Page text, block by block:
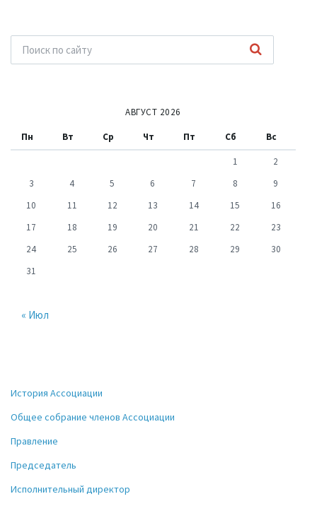
АВГУСТ 2026
Пн Вт Ср Чт Пт Сб Вс
1
2
3
4 5 6 7 8
9
10
11 12 13 14 15
16
17
18 19 20 21 22
23
24
25 26 27 28 29
30
31
« Июл
История Ассоциации
Общее собрание членов Ассоциации
Правление
Председатель
Исполнительный директор